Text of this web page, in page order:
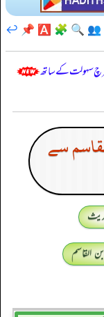
👥
🔍
🧩
🅰️
📌
↩️
سرچ سہولت کے ساتھ
سے
القاسم